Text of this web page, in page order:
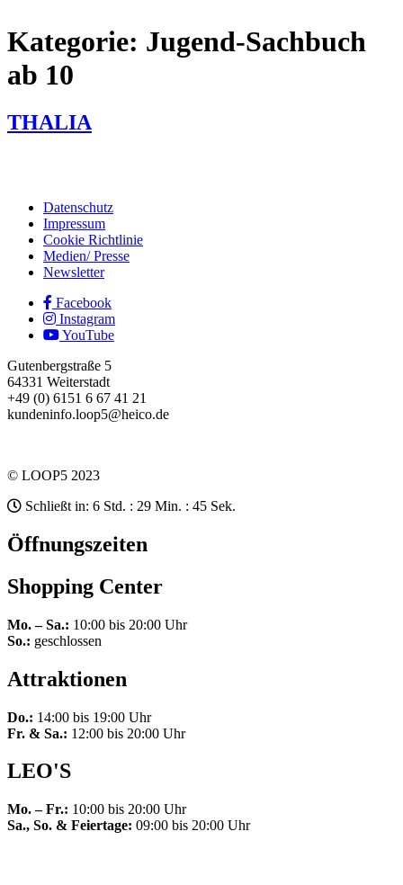
Kategorie: Jugend-Sachbuch
ab 10
THALIA
Datenschutz
Impressum
Cookie Richtlinie
Medien/ Presse
Newsletter
Facebook
Instagram
YouTube
Gutenbergstraße 5
64331 Weiterstadt
+49 (0) 6151 6 67 41 21
kundeninfo.loop5@heico.de
© LOOP5 2023
Schließt in: 6 Std. : 29 Min. : 45 Sek.
Öffnungszeiten
Shopping Center
Mo. – Sa.: 10:00 bis 20:00 Uhr
So.: geschlossen
Attraktionen
Do.: 14:00 bis 19:00 Uhr
Fr. & Sa.: 12:00 bis 20:00 Uhr
LEO'S
Mo. – Fr.: 10:00 bis 20:00 Uhr
Sa., So. & Feiertage: 09:00 bis 20:00 Uhr